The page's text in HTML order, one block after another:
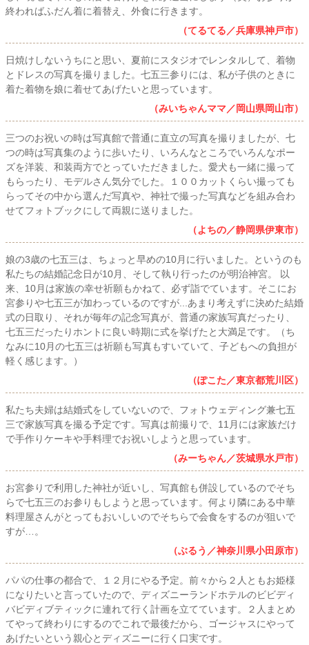
終わればふだん着に着替え、外食に行きます。
（てるてる／兵庫県神戸市）
日焼けしないうちにと思い、夏前にスタジオでレンタルして、着物
とドレスの写真を撮りました。七五三参りには、私が子供のときに
着た着物を娘に着せてあげたいと思っています。
（みいちゃんママ／岡山県岡山市）
三つのお祝いの時は写真館で普通に直立の写真を撮りましたが、七
つの時は写真集のように歩いたり、いろんなところでいろんなポー
ズを洋装、和装両方でとっていただきました。愛犬も一緒に撮って
もらったり、モデルさん気分でした。１００カットくらい撮っても
らってその中から選んだ写真や、神社で撮った写真などを組み合わ
せてフォトブックにして両親に送りました。
（よちの／静岡県伊東市）
娘の3歳の七五三は、ちょっと早めの10月に行いました。というのも
私たちの結婚記念日が10月、そして執り行ったのが明治神宮。 以
来、10月は家族の幸せ祈願もかねて、必ず詣でています。そこにお
宮参りや七五三が加わっているのですが...あまり考えずに決めた結婚
式の日取り、それが毎年の記念写真が、普通の家族写真だったり、
七五三だったりホントに良い時期に式を挙げたと大満足です。（ち
なみに10月の七五三は祈願も写真もすいていて、子どもへの負担が
軽く感じます。）
（ぽこた／東京都荒川区）
私たち夫婦は結婚式をしていないので、フォトウェディング兼七五
三で家族写真を撮る予定です。写真は前撮りで、11月には家族だけ
で手作りケーキや手料理でお祝いしようと思っています。
（みーちゃん／茨城県水戸市）
お宮参りで利用した神社が近いし、写真館も併設しているのでそち
らで七五三のお参りもしようと思っています。何より隣にある中華
料理屋さんがとってもおいしいのでそちらで会食をするのが狙いで
すが…。
（ぶるう／神奈川県小田原市）
パパの仕事の都合で、１２月にやる予定。前々から２人ともお姫様
になりたいと言っていたので、ディズニーランドホテルのビビディ
バビディブティックに連れて行く計画を立てています。２人まとめ
てやって終わりにするのでこれで最後だから、ゴージャスにやって
あげたいという親心とディズニーに行く口実です。